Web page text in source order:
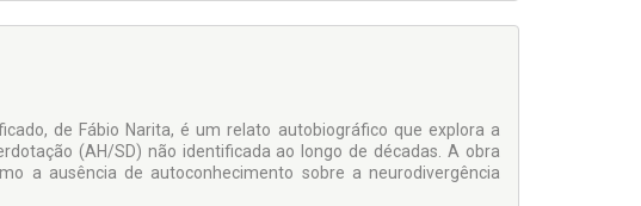
de Fábio Narita, é um relato autobiográfico que explora a
(AH/SD) não identificada ao longo de décadas. A obra
a ausência de autoconhecimento sobre a neurodivergência